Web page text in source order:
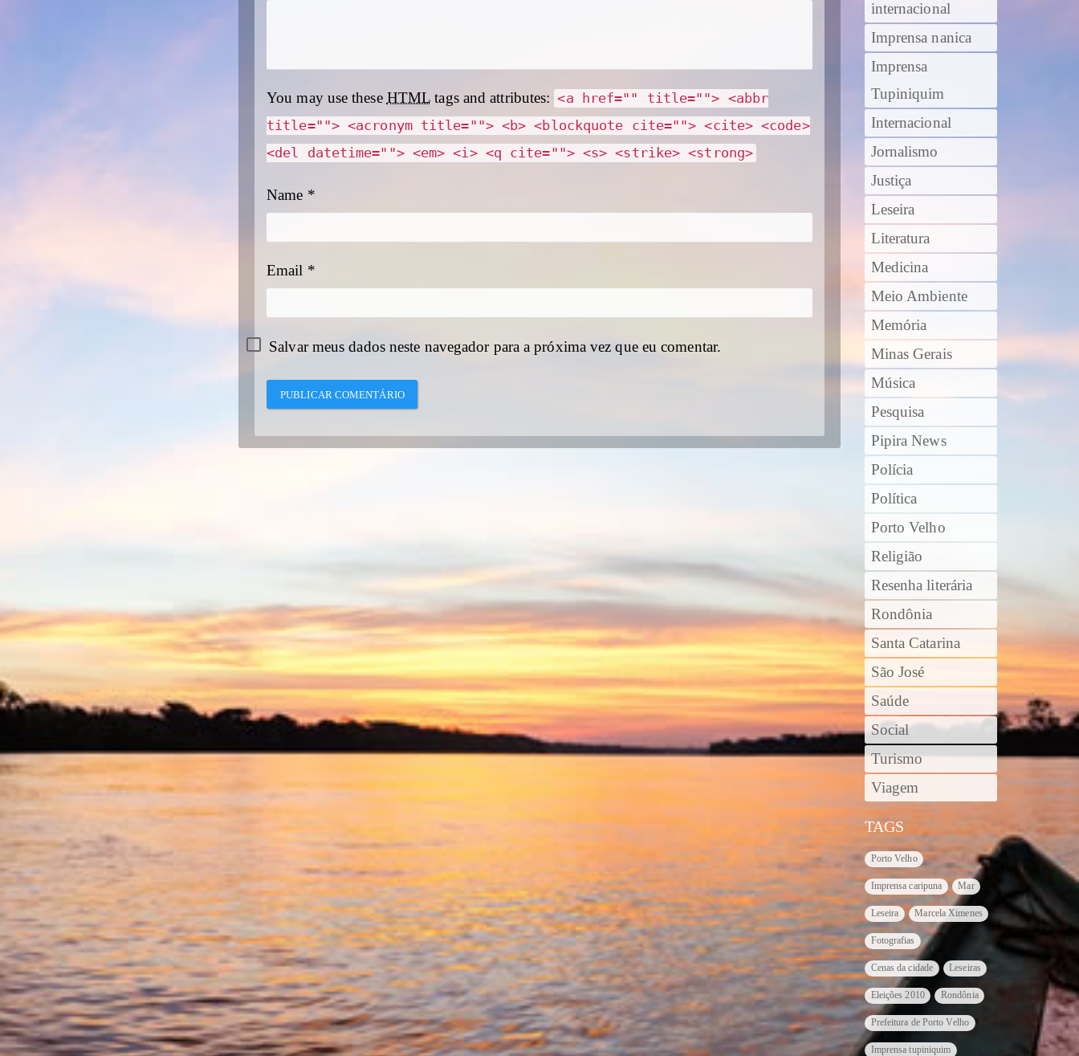
You may use these HTML tags and attributes: <a href="" title=""> <abbr
title=""> <acronym title=""> <b> <blockquote cite=""> <cite> <code>
<del datetime=""> <em> <i> <q cite=""> <s> <strike> <strong>
Name *
Email *
Salvar meus dados neste navegador para a próxima vez que eu comentar.
internacional
Imprensa nanica
Imprensa
Tupiniquim
Internacional
Jornalismo
Justiça
Leseira
Literatura
Medicina
Meio Ambiente
Memória
Minas Gerais
Música
Pesquisa
Pipira News
Polícia
Política
Porto Velho
Religião
Resenha literária
Rondônia
Santa Catarina
São José
Saúde
Social
Turismo
Viagem
TAGS
Porto Velho
Imprensa caripuna Mar
Leseira Marcela Ximenes
Fotografias
Cenas da cidade Leseiras
Eleições 2010 Rondônia
Prefeitura de Porto Velho
Imprensa tupiniquim